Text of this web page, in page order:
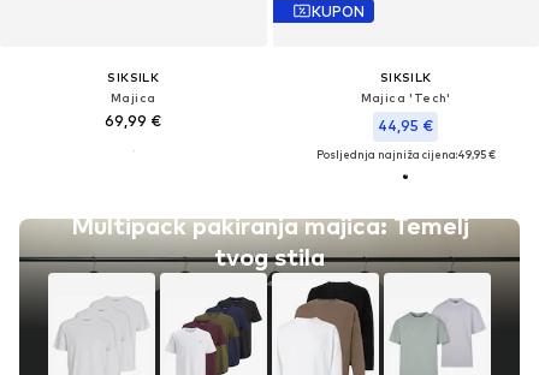
SIKSILK
Majica
69,99 €
Multipack pakiranja majica: Temelj
tvog stila
KUPON
SIKSILK
Majica 'Tech'
44,95 €
Posljednja najniža cijena:49,95 €